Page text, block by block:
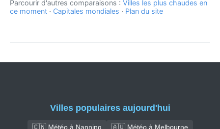
Parcourir d'autres comparaisons : Villes les plus chaudes en
ce moment · Capitales mondiales · Plan du site
Villes populaires aujourd'hui
🇨🇳 Météo à Nanning
🇦🇺 Météo à Melbourne